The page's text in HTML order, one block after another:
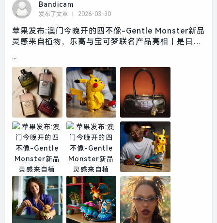
Bandicam
发布了文章 2026-03-30
苹果发布:澳门今晚开的四不像-Gentle Monster新品
灵感来自植物，乐高与宝可梦联名产品亮相｜是日美
...